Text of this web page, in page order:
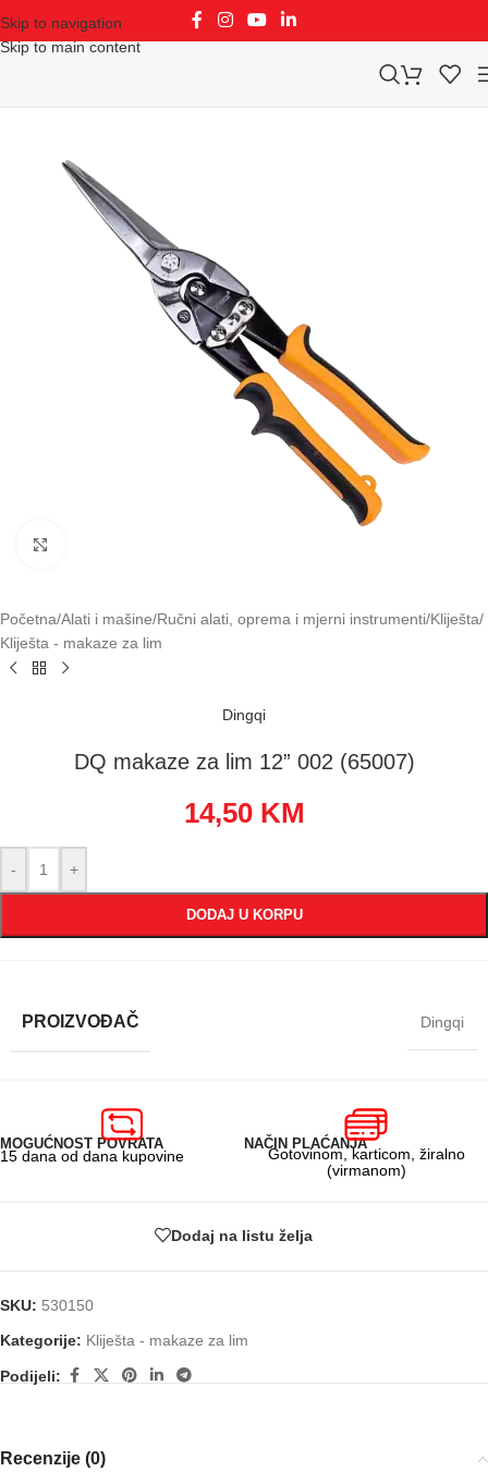
Skip to navigation
Skip to main content
Početna/Alati i mašine/Ručni alati, oprema i mjerni instrumenti/Kliješta/
Kliješta - makaze za lim
Dingqi
DQ makaze za lim 12” 002 (65007)
14,50 KM
- +
DODAJ U KORPU
PROIZVOĐAČ Dingqi
MOGUĆNOST POVRATA
15 dana od dana kupovine
NAČIN PLAĆANJA
Gotovinom, karticom, žiralno
(virmanom)
Dodaj na listu želja
SKU: 530150
Kategorije: Kliješta - makaze za lim
Podijeli:
Recenzije (0)